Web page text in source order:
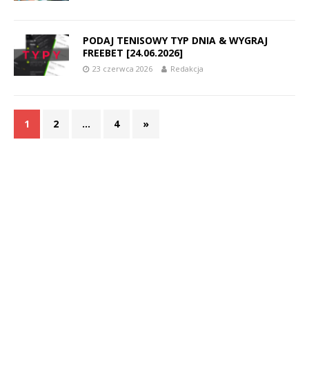
PODAJ TENISOWY TYP DNIA & WYGRAJ
FREEBET [24.06.2026]
23 czerwca 2026 Redakcja
1 2 … 4 »